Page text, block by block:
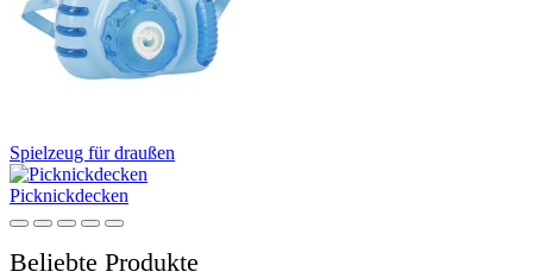
Spielzeug für draußen
Picknickdecken
Beliebte Produkte